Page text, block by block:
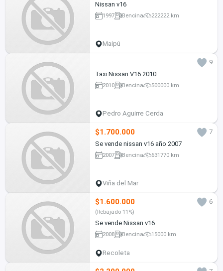
Nissan v16
1997 Bencina 222222 km
Maipú
9
Taxi Nissan V16 2010
2010 Bencina 500000 km
Pedro Aguirre Cerda
$1.700.000
7
Se vende nissan v16 año 2007
2007 Bencina 631770 km
Viña del Mar
$1.600.000 6
(Rebajado 11%)
Se vende Nissan v16
2008 Bencina 15000 km
Recoleta